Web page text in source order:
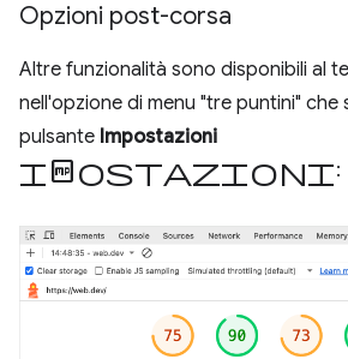
Opzioni post-corsa
Altre funzionalità sono disponibili al
nell'opzione di menu "tre puntini" che
pulsante Impostazioni
impostazioni: